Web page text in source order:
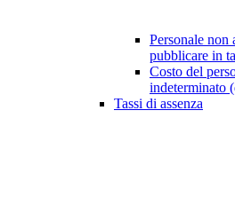
Personale non
pubblicare in
Costo del
indeterminato
Tassi di assenza